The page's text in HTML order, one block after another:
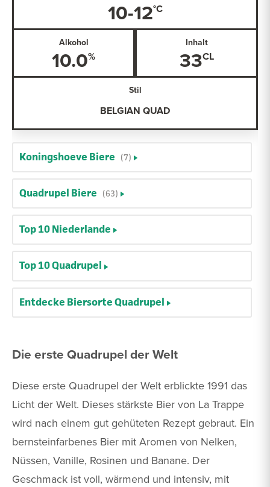
Die erste Quadrupel der Welt
Diese erste Quadrupel der Welt erblickte 1991 das
Licht der Welt. Dieses stärkste Bier von La Trappe
wird nach einem gut gehüteten Rezept gebraut. Ein
bernsteinfarbenes Bier mit Aromen von Nelken,
Nüssen, Vanille, Rosinen und Banane. Der
Geschmack ist voll, wärmend und intensiv, mit
10-12
Alkohol
10.0
Inhalt
33
Stil
BELGIAN QUAD
Koningshoeve Biere (7)
Quadrupel Biere (63)
Top 10 Niederlande
Top 10 Quadrupel
Entdecke Biersorte Quadrupel